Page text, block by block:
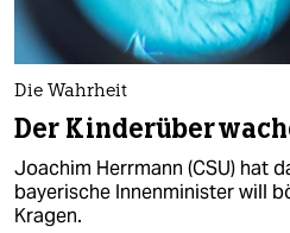
Die Wahrheit
Der
Joachim Herrmann (CSU) hat
bayerische Innenminister will
Kragen.